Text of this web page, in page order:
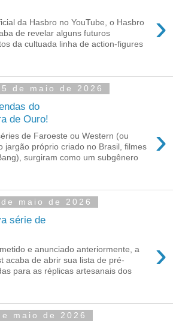
›
da Hasbro no YouTube, o Hasbro
de revelar alguns futuros
da cultuada linha de action-figures
de maio de 2026
do
de Ouro!
›
de Faroeste ou Western (ou
jargão próprio criado no Brasil, filmes
surgiram como um subgênero
maio de 2026
série de
›
e anunciado anteriormente, a
acaba de abrir sua lista de pré-
para as réplicas artesanais dos
maio de 2026